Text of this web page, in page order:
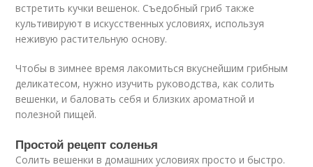
встретить кучки вешенок. Съедобный гриб также
культивируют в искусственных условиях, используя
неживую растительную основу.
Чтобы в зимнее время лакомиться вкуснейшим грибным
деликатесом, нужно изучить руководства, как солить
вешенки, и баловать себя и близких ароматной и
полезной пищей.
Простой рецепт соленья
Солить вешенки в домашних условиях просто и быстро.